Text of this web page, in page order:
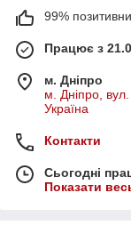
99%
Працює з
м. Дніпро
м. Дніпро,
Україна
Контакти
Сьогодні
Показати